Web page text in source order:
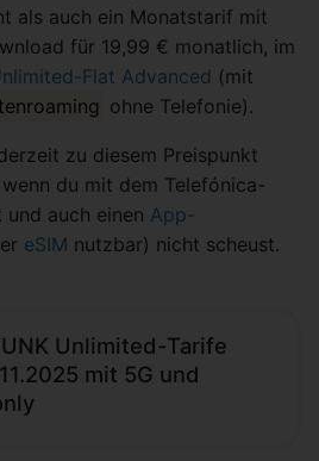
als auch ein Monatstarif mit
für 19,99 € monatlich, im
Flat Advanced (mit
ohne Telefonie).
zu diesem Preispunkt
du mit dem Telefónica-
auch einen App-
eSIM nutzbar) nicht scheust.
Unlimited-Tarife
mit 5G und